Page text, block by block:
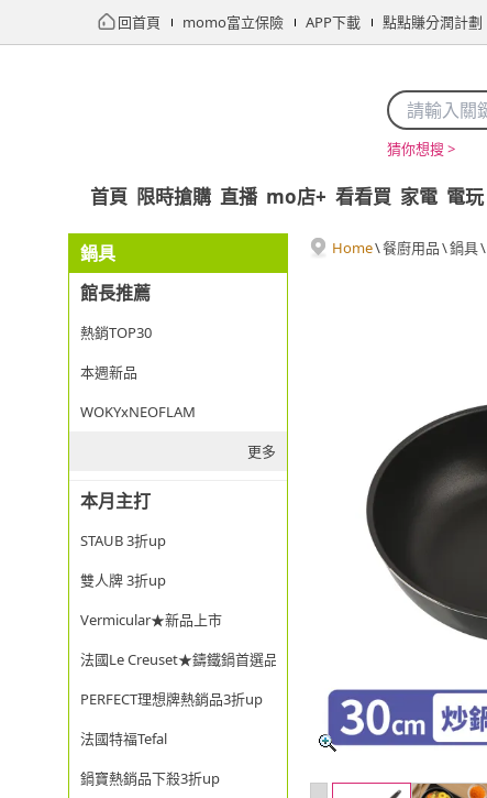
回首頁 momo富立保險 APP下載 點點賺分潤計劃
猜你想搜 >
首頁 限時搶購 直播 mo店+ 看看買 家電 電玩
鍋具
館長推薦
熱銷TOP30
本週新品
WOKYxNEOFLAM
更多
本月主打
STAUB 3折up
雙人牌 3折up
Vermicular★新品上市
法國Le Creuset★鑄鐵鍋首選品牌
PERFECT理想牌熱銷品3折up
法國特福Tefal
鍋寶熱銷品下殺3折up
Home\餐廚用品\鍋具\